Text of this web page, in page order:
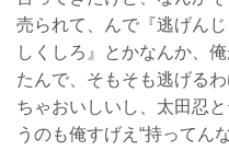
売られて、んで『逃げん
しくしろ』とかなんか、
たんで、そもそも逃げる
ちゃおいしいし、太田忍
うのも俺すげえ“持ってん